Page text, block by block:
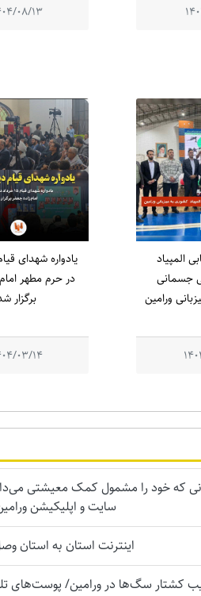
08/13
المپیاد
جسمانی
ورامین
در حرم مطهر
برگزار
03/14
که خود را مشمول کمک معیشتی
سایت و اپلیکیشن
اینترنت استان به استان
کشتار سگ‌ها در ورامین/ پوست‌های